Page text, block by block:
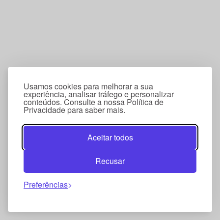
Usamos cookies para melhorar a sua
experiência, analisar tráfego e personalizar
conteúdos. Consulte a nossa Política de
Privacidade para saber mais.
Aceitar todos
Recusar
Preferências